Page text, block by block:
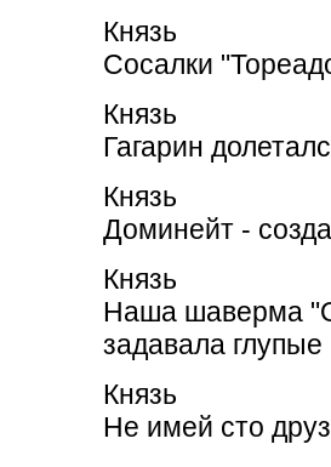
Князь
Сосалки
Князь
Гагарин
Князь
Доминейт -
Князь
Наша шаверма
задавала
Князь
Не имей сто